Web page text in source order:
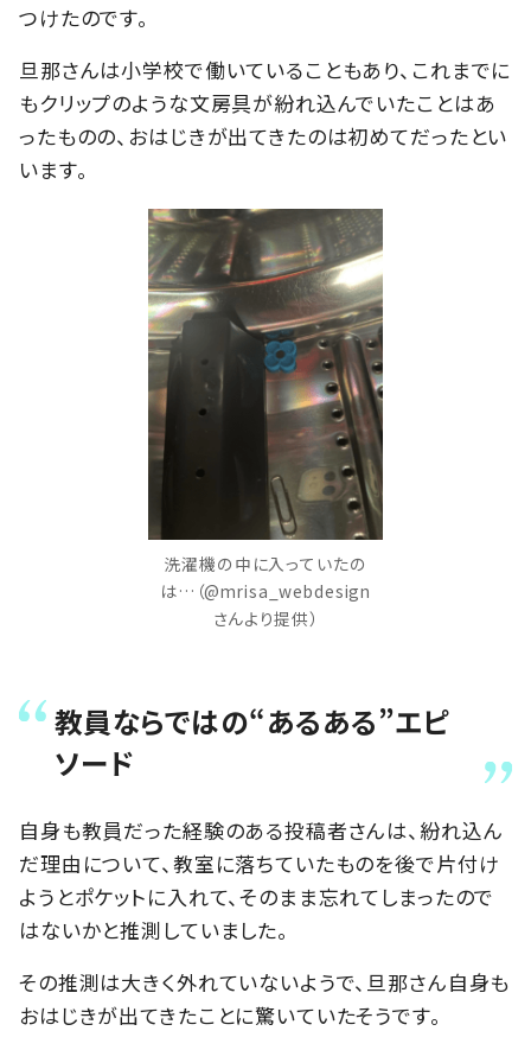
つけたのです。
旦那さんは小学校で働いていることもあり、これまでに
もクリップのような文房具が紛れ込んでいたことはあ
ったものの、おはじきが出てきたのは初めてだったとい
います。
洗濯機の中に入っていたの
は…（@mrisa_webdesign
さんより提供）
教員ならではの“あるある”エピ
ソード
自身も教員だった経験のある投稿者さんは、紛れ込ん
だ理由について、教室に落ちていたものを後で片付け
ようとポケットに入れて、そのまま忘れてしまったので
はないかと推測していました。
その推測は大きく外れていないようで、旦那さん自身も
おはじきが出てきたことに驚いていたそうです。